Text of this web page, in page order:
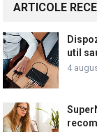
ARTICOLE
util
4